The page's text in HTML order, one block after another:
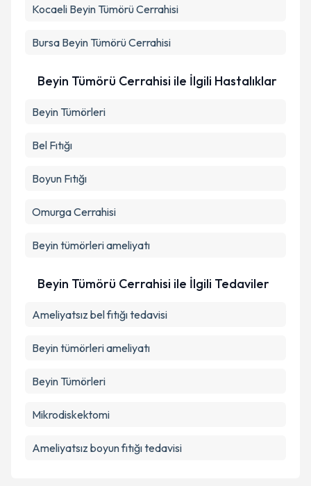
Kocaeli Beyin Tümörü Cerrahisi
Bursa Beyin Tümörü Cerrahisi
Beyin Tümörü Cerrahisi ile İlgili Hastalıklar
Beyin Tümörleri
Bel Fıtığı
Boyun Fıtığı
Omurga Cerrahisi
Beyin tümörleri ameliyatı
Beyin Tümörü Cerrahisi ile İlgili Tedaviler
Ameliyatsız bel fıtığı tedavisi
Beyin tümörleri ameliyatı
Beyin Tümörleri
Mikrodiskektomi
Ameliyatsız boyun fıtığı tedavisi